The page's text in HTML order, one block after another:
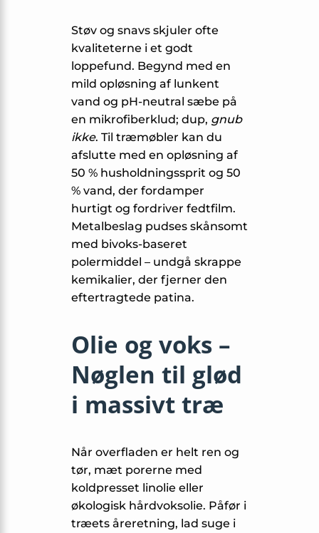
Støv og snavs skjuler ofte
kvaliteterne i et godt
loppefund. Begynd med en
mild opløsning af lunkent
vand og pH-neutral sæbe på
en mikrofiberklud; dup, gnub
ikke. Til træmøbler kan du
afslutte med en opløsning af
50 % husholdningssprit og 50
% vand, der fordamper
hurtigt og fordriver fedtfilm.
Metalbeslag pudses skånsomt
med bivoks-baseret
polermiddel – undgå skrappe
kemikalier, der fjerner den
eftertragtede patina.
Olie og voks –
Nøglen til glød
i massivt træ
Når overfladen er helt ren og
tør, mæt porerne med
koldpresset linolie eller
økologisk hårdvoksolie. Påfør i
træets åreretning, lad suge i